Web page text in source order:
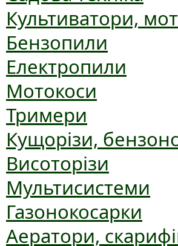
Культиватори,
Бензопили
Електропили
Мотокоси
Тримери
Кущорізи,
Висоторізи
Мультисистеми
Газонокосарки
Аератори,